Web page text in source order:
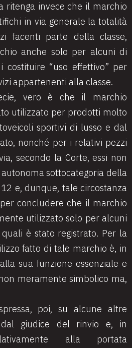
ritenga invece che il marchio
in via generale la totalità
facenti parte della classe,
anche solo per alcuni di
costituire “uso effettivo” per
appartenenti alla classe.
vero è che il marchio
utilizzato per prodotti molto
sportivi di lusso e dal
nonché per i relativi pezzi
secondo la Corte, essi non
sottocategoria della
e, dunque, tale circostanza
concludere che il marchio
utilizzato solo per alcuni
è stato registrato. Per la
fatto di tale marchio è, in
sua funzione essenziale e
meramente simbolico ma,
poi, su alcune altre
dal giudice del rinvio e, in
alla portata